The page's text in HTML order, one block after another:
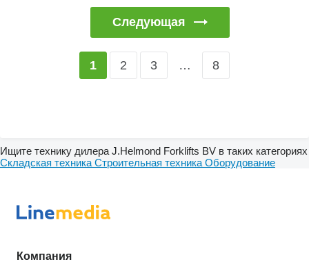
Следующая
1 2 3 … 8
Ищите технику дилера J.Helmond Forklifts BV в таких категориях
Складская техника Строительная техника Оборудование
Компания